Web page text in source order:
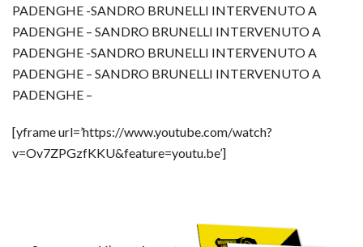
PADENGHE -SANDRO BRUNELLI INTERVENUTO A
PADENGHE – SANDRO BRUNELLI INTERVENUTO A
PADENGHE -SANDRO BRUNELLI INTERVENUTO A
PADENGHE – SANDRO BRUNELLI INTERVENUTO A
PADENGHE –
[yframe url=’https://www.youtube.com/watch?
v=Ov7ZPGzfKKU&feature=youtu.be’]